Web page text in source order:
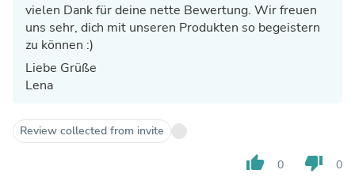
vielen Dank für deine nette Bewertung. Wir freuen
uns sehr, dich mit unseren Produkten so begeistern
zu können :)
Liebe Grüße
Lena
Review collected from invite
thumb_up 0 thumb_down 0